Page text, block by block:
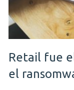
Retail fue
el